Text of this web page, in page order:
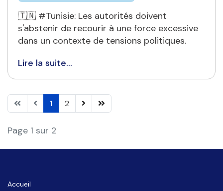
🇹🇳 #Tunisie: Les autorités doivent
s'abstenir de recourir à une force excessive
dans un contexte de tensions politiques.
Lire la suite...
1 2
Page 1 sur 2
Accueil